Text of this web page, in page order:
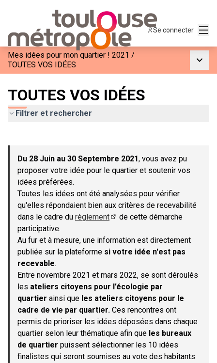
Se connecter
Mes idées pour mon quartier ! 2021 /
TOUTES VOS IDÉES
TOUTES VOS IDÉES
Filtrer et rechercher
−
Du 28 Juin au 30 Septembre 2021, vous avez pu
proposer votre idée pour le quartier et soutenir vos
idées préférées.
Toutes les idées ont été analysées pour vérifier
qu'elles répondaient bien aux critères de recevabilité
dans le cadre du règlement
de cette démarche
participative.
Au fur et à mesure, une information est directement
publiée sur la plateforme si votre idée n'est pas
recevable.
Entre novembre 2021 et mars 2022, se sont déroulés
les ateliers citoyens pour l’écologie par
quartier ainsi que les ateliers citoyens pour le
cadre de vie par quartier. Ces rencontres ont
permis de prioriser les idées déposées dans chaque
quartier selon leur thématique afin que les bureaux
de quartier puissent sélectionner les 10 idées
finalistes qui seront soumises au vote des habitants